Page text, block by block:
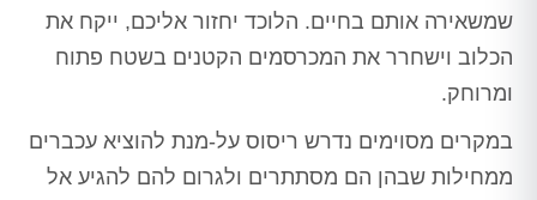
שמשאירה אותם בחיים. הלוכד יחזור אליכם, ייקח את
הכלוב וישחרר את המכרסמים הקטנים בשטח פתוח
ומרוחק.
במקרים מסוימים נדרש ריסוס על-מנת להוציא עכברים
ממחילות שבהן הם מסתתרים ולגרום להם להגיע אל